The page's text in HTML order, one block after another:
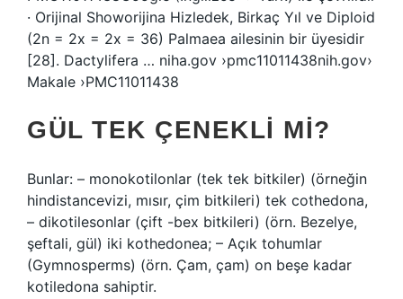
· Orijinal Showorijina Hizledek, Birkaç Yıl ve Diploid
(2n = 2x = 2x = 36) Palmaea ailesinin bir üyesidir
[28]. Dactylifera … niha.gov ›pmc11011438nih.gov›
Makale ›PMC11011438
GÜL TEK ÇENEKLI MI?
Bunlar: – monokotilonlar (tek tek bitkiler) (örneğin
hindistancevizi, mısır, çim bitkileri) tek cothedona,
– dikotilesonlar (çift -bex bitkileri) (örn. Bezelye,
şeftali, gül) iki kothedonea; – Açık tohumlar
(Gymnosperms) (örn. Çam, çam) on beşe kadar
kotiledona sahiptir.